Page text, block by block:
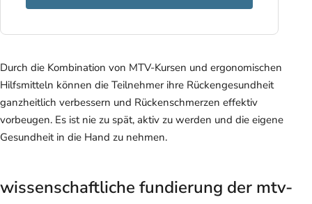
Durch die Kombination von MTV-Kursen und ergonomischen
Hilfsmitteln können die Teilnehmer ihre Rückengesundheit
ganzheitlich verbessern und Rückenschmerzen effektiv
vorbeugen. Es ist nie zu spät, aktiv zu werden und die eigene
Gesundheit in die Hand zu nehmen.
wissenschaftliche fundierung der mtv-